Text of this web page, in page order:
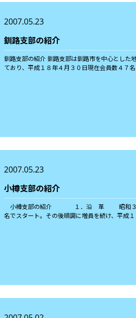
2007.05.23
釧路支部の紹介
釧路支部の紹介 釧路支部は釧路市を中心とした
ており、平成１８年４月３０日現在会員数４７
2007.05.23
小樽支部の紹介
小樽支部の紹介 １．沿 革 昭和３８年
名でスタート。その後順調に増員を続け、平成